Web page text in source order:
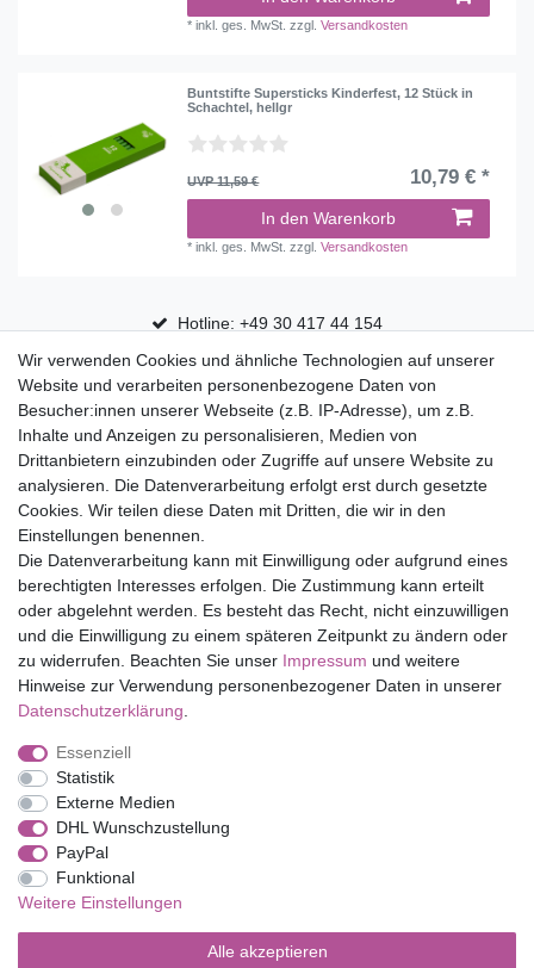
*inkl. ges. MwSt. zzgl.Versandkosten
Buntstifte Supersticks Kinderfest, 12 Stück in
Schachtel, hellgr
UVP 11,59 € 10,79 € *
In den Warenkorb
*inkl. ges. MwSt. zzgl.Versandkosten
Hotline: +49 30 417 44 154
30 Tage Rückgaberecht
Versandfrei ab 75 € in Deutschland
Top Marken
Eduplay
Folia Bringmann
Shop
Mein Konto
Service
Versandkosten
Impressum
Barrierefreiheitserklärung
Wir verwenden Cookies und ähnliche Technologien auf unserer
Website und verarbeiten personenbezogene Daten von
Besucher:innen unserer Webseite (z.B. IP-Adresse), um z.B.
Inhalte und Anzeigen zu personalisieren, Medien von
Drittanbietern einzubinden oder Zugriffe auf unsere Website zu
analysieren. Die Datenverarbeitung erfolgt erst durch gesetzte
Cookies. Wir teilen diese Daten mit Dritten, die wir in den
Einstellungen benennen.
Die Datenverarbeitung kann mit Einwilligung oder aufgrund eines
berechtigten Interesses erfolgen. Die Zustimmung kann erteilt
oder abgelehnt werden. Es besteht das Recht, nicht einzuwilligen
und die Einwilligung zu einem späteren Zeitpunkt zu ändern oder
zu widerrufen. Beachten Sie unser Impressum und weitere
Hinweise zur Verwendung personenbezogener Daten in unserer
Daten­schutz­erklärung
Essenziell
Statistik
Externe Medien
DHL Wunschzustellung
PayPal
Funktional
Weitere Einstellungen
Alle akzeptieren